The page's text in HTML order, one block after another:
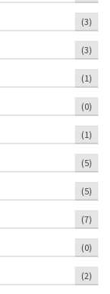
(3)
(3)
(1)
(0)
(1)
(5)
(5)
(7)
(0)
(2)